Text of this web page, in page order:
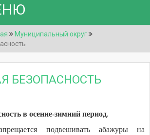
Муниципальный округ
БЕЗОПАСНОСТЬ
в осенне-зимний период.
подвешивать абажуры на